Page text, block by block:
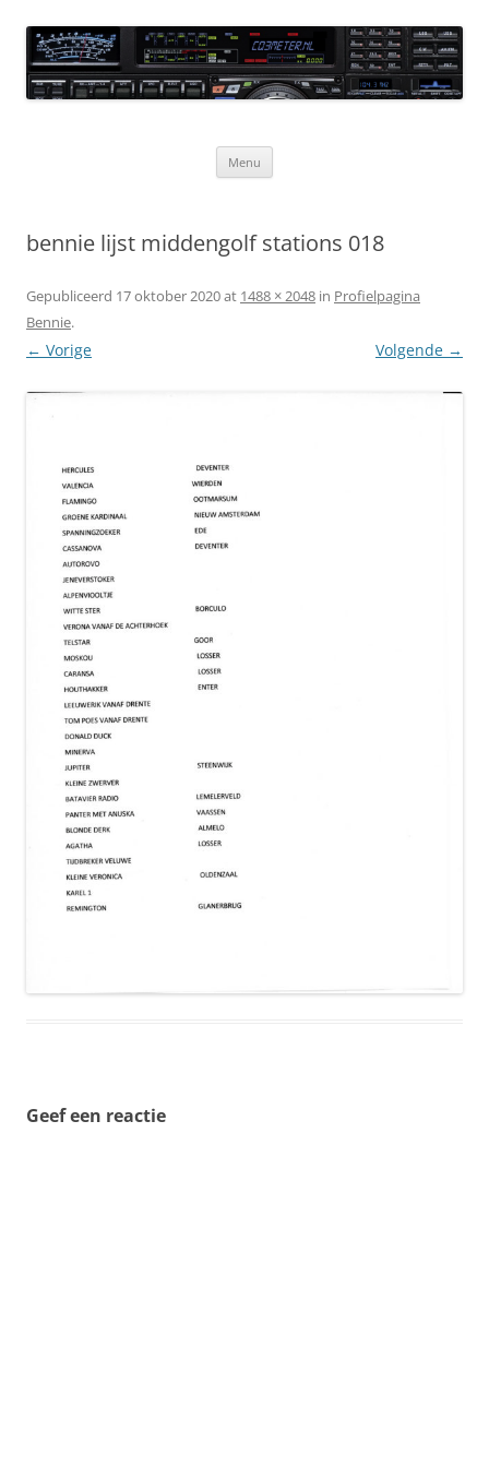
naar
de
inhoud CQ3meter
Website door en voor radio-amateurs
Menu
bennie lijst middengolf stations 018
Gepubliceerd 17 oktober 2020at 1488 × 2048 in Profielpagina
Bennie.
← Vorige Volgende →
Geef een reactie